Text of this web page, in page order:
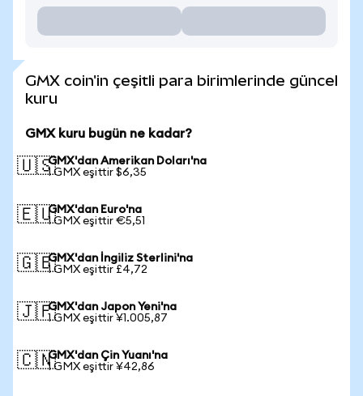
GMX coin'in çeşitli para birimlerinde güncel
kuru
GMX kuru bugün ne kadar?
🇺🇸GMX'dan Amerikan Doları'na
1 GMX eşittir $6,35
🇪🇺GMX'dan Euro'na
1 GMX eşittir €5,51
🇬🇧GMX'dan İngiliz Sterlini'na
1 GMX eşittir £4,72
🇯🇵GMX'dan Japon Yeni'na
1 GMX eşittir ¥1.005,87
🇨🇳GMX'dan Çin Yuanı'na
1 GMX eşittir ¥42,86